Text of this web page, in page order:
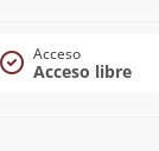
Acceso
Acceso libre